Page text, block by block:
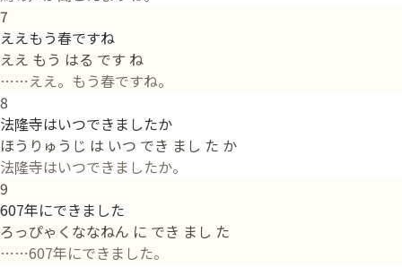
7
ええもう春ですね
ええ もう はる です ね
……ええ。もう春ですね。
8
法隆寺はいつできましたか
ほうりゅうじ は いつ でき まし た か
法隆寺はいつできましたか。
9
607年にできました
ろっぴゃくななねん に でき まし た
……607年にできました。